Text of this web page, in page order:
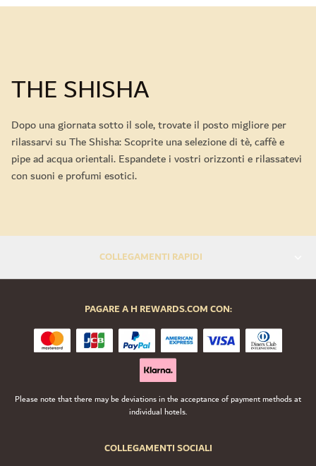
THE SHISHA
Dopo una giornata sotto il sole, trovate il posto migliore per
rilassarvi su The Shisha: Scoprite una selezione di tè, caffè e
pipe ad acqua orientali. Espandete i vostri orizzonti e rilassatevi
con suoni e profumi esotici.
COLLEGAMENTI RAPIDI
COLLEGAMENTI SOCIALI
PAGARE A H REWARDS.COM CON:
Please note that there may be deviations in the acceptance of payment methods at
individual hotels.